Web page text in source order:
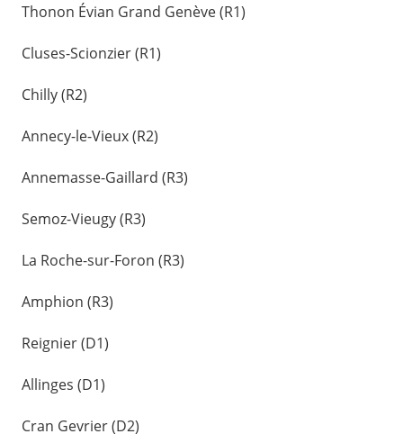
Thonon Évian Grand Genève (R1)
Cluses-Scionzier (R1)
Chilly (R2)
Annecy-le-Vieux (R2)
Annemasse-Gaillard (R3)
Semoz-Vieugy (R3)
La Roche-sur-Foron (R3)
Amphion (R3)
Reignier (D1)
Allinges (D1)
Cran Gevrier (D2)